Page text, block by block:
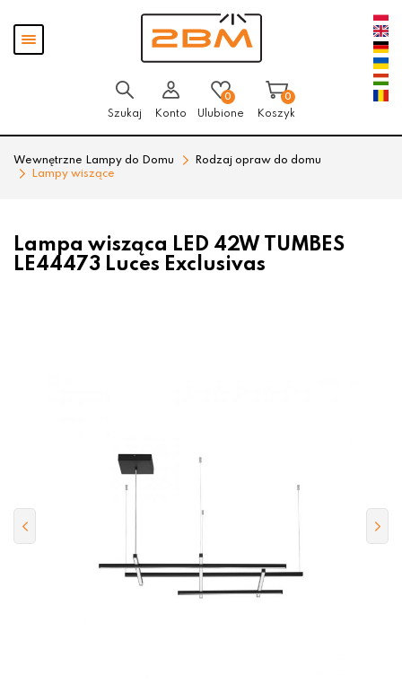
Pokaż
menu
Szukaj Konto
0
Ulubione
0
Koszyk
Wewnętrzne Lampy do Domu
Rodzaj opraw do domu
Lampy wiszące
Lampa wisząca LED 42W TUMBES
LE44473 Luces Exclusivas